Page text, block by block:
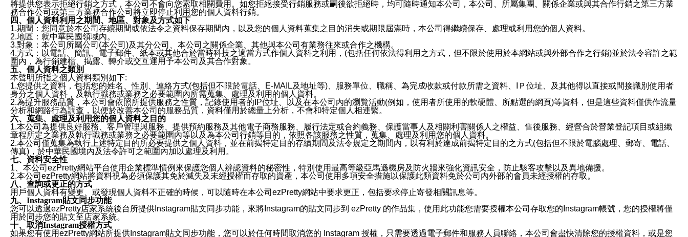
將提供您表示拒絕行銷之方式，本公司不會向您索取相關費用。如您拒絕接受行銷服務或嗣後欲拒絕時，均可隨時通知本公司，本公司、所屬集團、關係企業或與其合作行銷之第三方業
務合作公司或第三方業務合作公司將立即停止利用您的個人資料行銷。
四、個人資料利用之期間、地區、對象及方式如下
1.期間：您同意於本公司存續期間或依法令之資料保存期間內，以及您的個人資料蒐集之目的消失或期限屆滿時，本公司得繼續保存、處理或利用您的個人資料。
2.地區：就中華民國領域內。
3.對象：本公司所屬公司(本公司)及其分公司、本公司之關係企業、其他與本公司有業務往來或合作之機構。
4.方式：以電話、簡訊、電子郵件、紙本或其他合於當時科技之適當方式作個人資料之利用，(包括任何依法得利用之方式，但不限於使用於本網站或與外部合作之行銷)並於法令容許之範
圍內，為行銷建檔、揭露、轉介或交互運用予本公司及其合作對象。
五、個人資料之類別
本聲明所指之個人資料類別如下:
1.您提供之資料，包括您的姓名、性別、連絡方式(包括但不限於電話、E-MAIL及地址等)、服務單位、職稱、為完成收款或付款所需之資料、IＰ位址、及其他得以直接或間接識別使用者
身分之個人資料，及執行職務或業務之必要範圍內所需蒐集、處理及利用的個人資料。
2.為提升服務品質，本公司會依照所提供服務之性質，記錄使用者的IP位址、以及在本公司內的瀏覽活動(例如，使用者所使用的軟硬體、所點選的網頁)等資料，但是這些資料僅供作流量
分析和網路行為調查，以便於改善本公司的服務品質，資料僅用於總量上分析，不會和特定個人相連繫。
六、蒐集、處理及利用您的個人資料之目的
1.本公司為提供良好服務、客戶管理與服務、提供預約服務及其他電子商務服務、履行法定或合約義務、保護當事人及相關利害關係人之權益、售後服務、經營合於營業登記項目或組織
章程所定之業務及執行職務或業務之必要範圍內等以及為本公司行銷等目的，依照各該服務之性質，蒐集、處理及利用您的個人資料。
2.本公司僅蒐集為執行上述特定目的所必要提供之個人資料，並在前揭特定目的存續期間及法令規定之期間內，以有利於達成前揭特定目的之方式(包括但不限於電腦處理、郵寄、電話、
傳真)，於中華民國境內及法令許可之範圍內加以處理及利用。
七、資料安全性
1、本公司ezPretty網站平台使用企業標準慣例來保護您個人辨認資料的秘密性，特別使用最高等級亞馬遜機房及防火牆來強化資訊安全，防止駭客攻擊以及異地備援。
2.本公司ezPretty網站將資料視為必須保護其免於滅失及未經授權而存取的資產，本公司使用多項安全措施以保護此類資料免於公司內外部的會員未經授權的存取。
八、查詢或更正的方式
用戶個人資料有變更、或發現個人資料不正確的時候，可以隨時在本公司ezPretty網站中要求更正，包括要求停止寄發相關訊息等。
九、Instagram貼文同步功能
您可以透過ezPretty店家系統後台所提供Instagram貼文同步功能，來將Instagram的貼文同步到 ezPretty 的作品集，使用此功能您需要授權本公司存取您的Instagram帳號，您的授權將僅
用於同步您的貼文至店家系統。
十、取消Instagram授權方式
如果您有使用ezPretty網站所提供Instagram貼文同步功能，您可以於任何時間取消您的 Instagram 授權，只需要透過電子郵件和服務人員聯絡，本公司會盡快清除您的授權資料，或是您